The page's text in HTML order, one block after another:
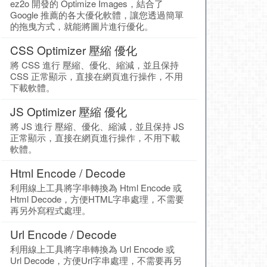
ez2o 開發的 Optimize Images，結合了
Google 推薦的各大優化軟體，讓您透過簡單
的拖曳方式，就能將圖片進行優化。
CSS Optimizer 壓縮 優化
將 CSS 進行 壓縮、優化、縮減，並且保持
CSS 正常顯示，直接在網頁進行操作，不用
下載軟體。
JS Optimizer 壓縮 優化
將 JS 進行 壓縮、優化、縮減，並且保持 JS
正常顯示，直接在網頁進行操作，不用下載
軟體。
Html Encode / Decode
利用線上工具將字串轉換為 Html Encode 或
Html Decode，方便HTML字串處理，不需要
再另外寫程式處理。
Url Encode / Decode
利用線上工具將字串轉換為 Url Encode 或
Url Decode，方便Url字串處理，不需要再另